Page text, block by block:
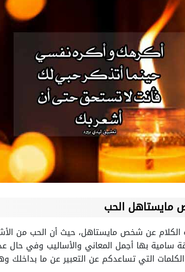
الحب
عن شخص مايستاهل، حيث أن الحب من
سامية بها أجمل المعاني والأساليب وفي
التي تساعدكم عن التعبير عن ما